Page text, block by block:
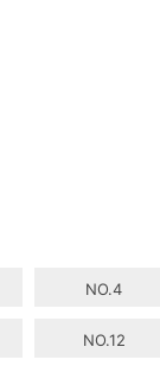
NO.4
NO.12